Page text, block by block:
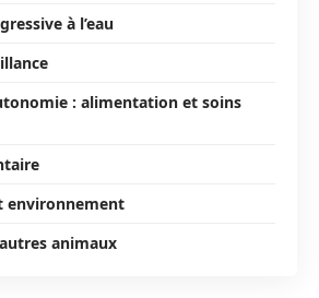
à l’eau
: alimentation et soins
environnement
animaux